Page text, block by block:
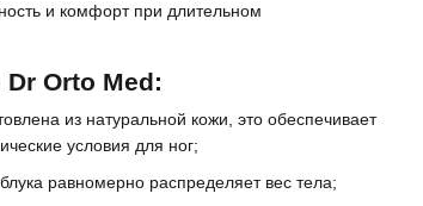
и комфорт при длительном
Orto Med:
из натуральной кожи, это обеспечивает
условия для ног;
равномерно распределяет вес тела;